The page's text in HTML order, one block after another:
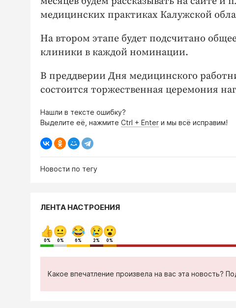
медицинских практиках Калужской
На втором этапе будет подсчитано
клиники в каждой номинации.
В преддверии Дня медицинского
состоится торжественная церемония
Нашли в тексте ошибку?
Выделите её, нажмите Ctrl + Enter и мы всё исправим!
Новости по тегу
ЛЕНТА НАСТРОЕНИЯ
0% 0% 6% 2% 0%
Какое впечатление произвела на вас эта новость?